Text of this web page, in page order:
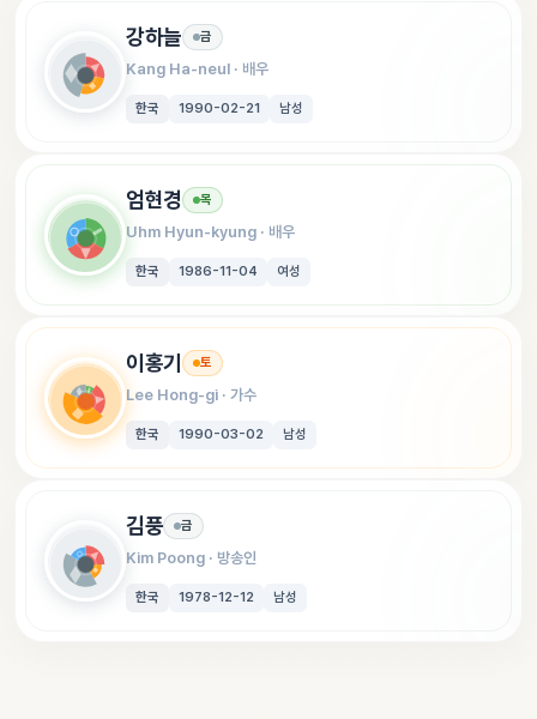
강하늘 금
Kang Ha-neul · 배우
한국 1990-02-21 남성
엄현경 목
Uhm Hyun-kyung · 배우
한국 1986-11-04 여성
이홍기 토
Lee Hong-gi · 가수
한국 1990-03-02 남성
김풍 금
Kim Poong · 방송인
한국 1978-12-12 남성